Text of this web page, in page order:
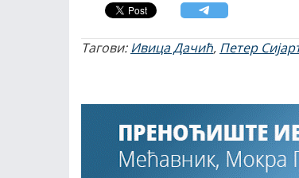
Тагови:Ивица Дачић, Петер